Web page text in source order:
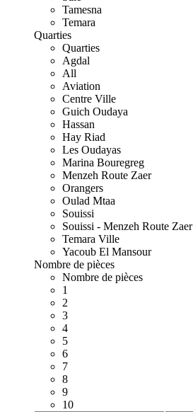
Tamesna
Temara
Quarties
Quarties
Agdal
All
Aviation
Centre Ville
Guich Oudaya
Hassan
Hay Riad
Les Oudayas
Marina Bouregreg
Menzeh Route Zaer
Orangers
Oulad Mtaa
Souissi
Souissi - Menzeh Route Zaer
Temara Ville
Yacoub El Mansour
Nombre de pièces
Nombre de pièces
1
2
3
4
5
6
7
8
9
10